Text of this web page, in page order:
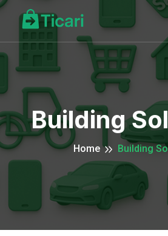
Building
Home Building